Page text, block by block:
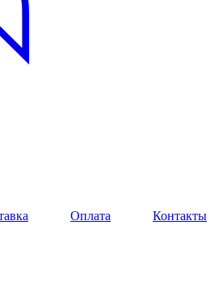
Оплата Контакты